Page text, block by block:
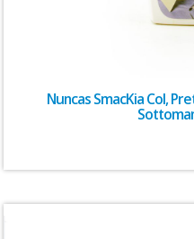
Nuncas SmacKia Col,